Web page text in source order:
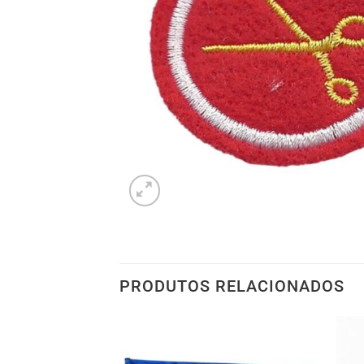
PRODUTOS RELACIONADOS